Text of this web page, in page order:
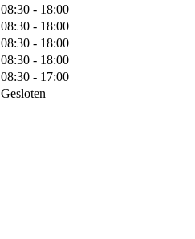
08:30 - 18:00
08:30 - 18:00
08:30 - 18:00
08:30 - 18:00
08:30 - 17:00
Gesloten